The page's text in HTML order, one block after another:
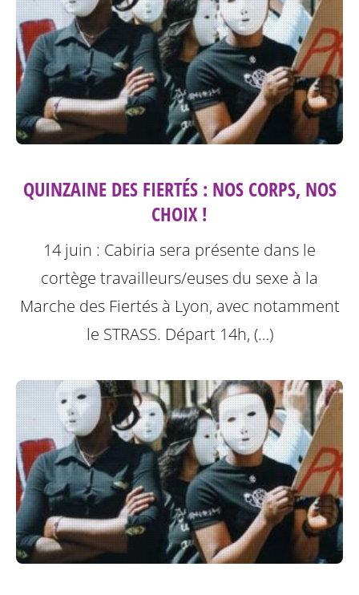
QUINZAINE DES FIERTÉS : NOS CORPS, NOS
CHOIX !
14 juin : Cabiria sera présente dans le
cortège travailleurs/euses du sexe à la
Marche des Fiertés à Lyon, avec notamment
le STRASS. Départ 14h, (…)